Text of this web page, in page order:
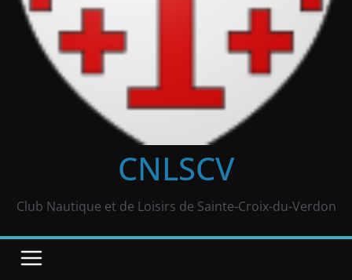
CNLSCV
Club Nautique et de Loisirs de Sainte-Croix-du-Verdon